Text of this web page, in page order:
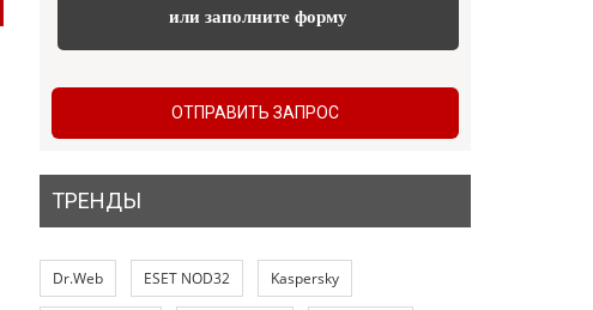
или заполните форму
ОТПРАВИТЬ ЗАПРОС
ТРЕНДЫ
Dr.Web ESET NOD32 Kaspersky